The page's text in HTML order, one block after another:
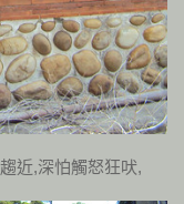
近,深怕觸怒狂吠,